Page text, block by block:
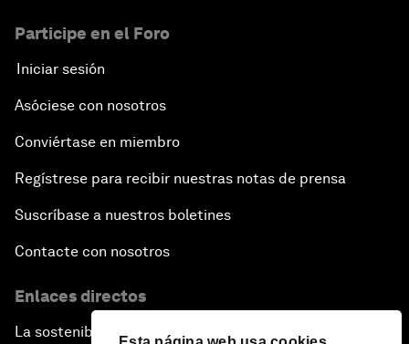
Participe en el Foro
Iniciar sesión
Asóciese con nosotros
Conviértase en miembro
Regístrese para recibir nuestras notas de prensa
Suscríbase a nuestros boletines
Contacte con nosotros
Enlaces directos
La sostenibilidad en el Foro